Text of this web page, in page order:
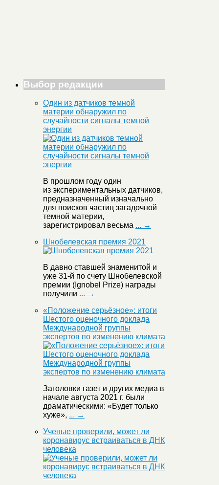
Выбор редакции
Один из датчиков темной
материи обнаружил по
случайности сигналы темной
энергии
В прошлом году один
из экспериментальных датчиков,
предназначенный изначально
для поисков частиц загадочной
темной материи,
зарегистрировал весьма ... →
Шнобелевская премия 2021
В давно ставшей знаменитой и
уже 31-й по счету Шнобелевской
премии (Ignobel Prize) награды
получили ... →
«Положение серьёзное»: итоги
Шестого оценочного доклада
Международной группы
экспертов по изменению климата
Заголовки газет и других медиа в
начале августа 2021 г. были
драматическими: «Будет только
хуже», ... →
Ученые проверили, может ли
коронавирус встраиваться в ДНК
человека